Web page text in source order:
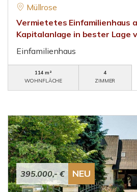
Müllrose
Vermietetes Einfamilienhaus
Kapitalanlage in bester Lage
Einfamilienhaus
114 m²
WOHNFLÄCHE
4
ZIMMER
395.000,- € NEU